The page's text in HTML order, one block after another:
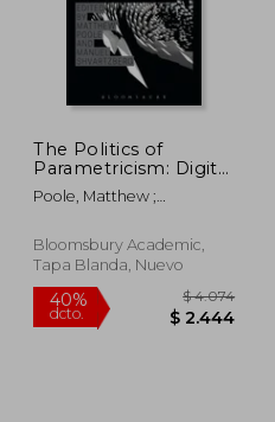
50%
dcto. $
The Politics of
Parametricism: Digital
Technologies in
Architecture (en
Poole, Matthew ;
Bloomsbury Academic,
Tapa Blanda, Nuevo